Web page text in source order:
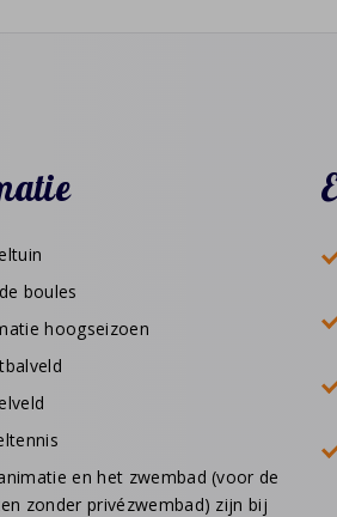
boules
hoogseizoen
en het zwembad (voor de
zonder privézwembad) zijn bij